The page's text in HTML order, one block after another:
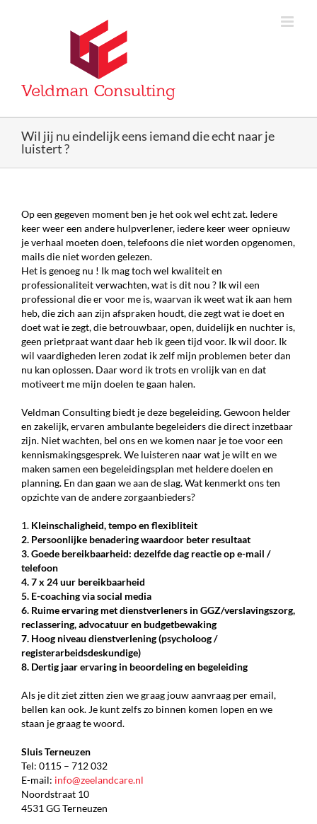
Wil jij nu eindelijk eens iemand die echt naar je
luistert ?
Op een gegeven moment ben je het ook wel echt zat. Iedere
keer weer een andere hulpverlener, iedere keer weer opnieuw
je verhaal moeten doen, telefoons die niet worden opgenomen,
mails die niet worden gelezen.
Het is genoeg nu ! Ik mag toch wel kwaliteit en
professionaliteit verwachten, wat is dit nou ? Ik wil een
professional die er voor me is, waarvan ik weet wat ik aan hem
heb, die zich aan zijn afspraken houdt, die zegt wat ie doet en
doet wat ie zegt, die betrouwbaar, open, duidelijk en nuchter is,
geen prietpraat want daar heb ik geen tijd voor. Ik wil door. Ik
wil vaardigheden leren zodat ik zelf mijn problemen beter dan
nu kan oplossen. Daar word ik trots en vrolijk van en dat
motiveert me mijn doelen te gaan halen.
Veldman Consulting biedt je deze begeleiding. Gewoon helder
en zakelijk, ervaren ambulante begeleiders die direct inzetbaar
zijn. Niet wachten, bel ons en we komen naar je toe voor een
kennismakingsgesprek. We luisteren naar wat je wilt en we
maken samen een begeleidingsplan met heldere doelen en
planning. En dan gaan we aan de slag. Wat kenmerkt ons ten
opzichte van de andere zorgaanbieders?
1. Kleinschaligheid, tempo en flexibliteit
2. Persoonlijke benadering waardoor beter resultaat
3. Goede bereikbaarheid: dezelfde dag reactie op e-mail /
telefoon
4. 7 x 24 uur bereikbaarheid
5. E-coaching via social media
6. Ruime ervaring met dienstverleners in GGZ/verslavingszorg,
reclassering, advocatuur en budgetbewaking
7. Hoog niveau dienstverlening (psycholoog /
registerarbeidsdeskundige)
8. Dertig jaar ervaring in beoordeling en begeleiding
Als je dit ziet zitten zien we graag jouw aanvraag per email,
bellen kan ook. Je kunt zelfs zo binnen komen lopen en we
staan je graag te woord.
Sluis Terneuzen
Tel: 0115 – 712 032
E-mail: info@zeelandcare.nl
Noordstraat 10
4531 GG Terneuzen